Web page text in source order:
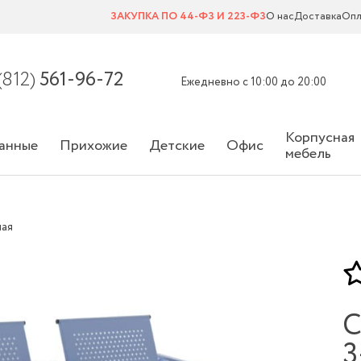
ЗАКУПКА ПО 44-ФЗ И 223-ФЗО насДоставка
561-96-72 Ежедневно с 10:00 до 20:00
Прихожие Детские Офис Корпусная
мебель